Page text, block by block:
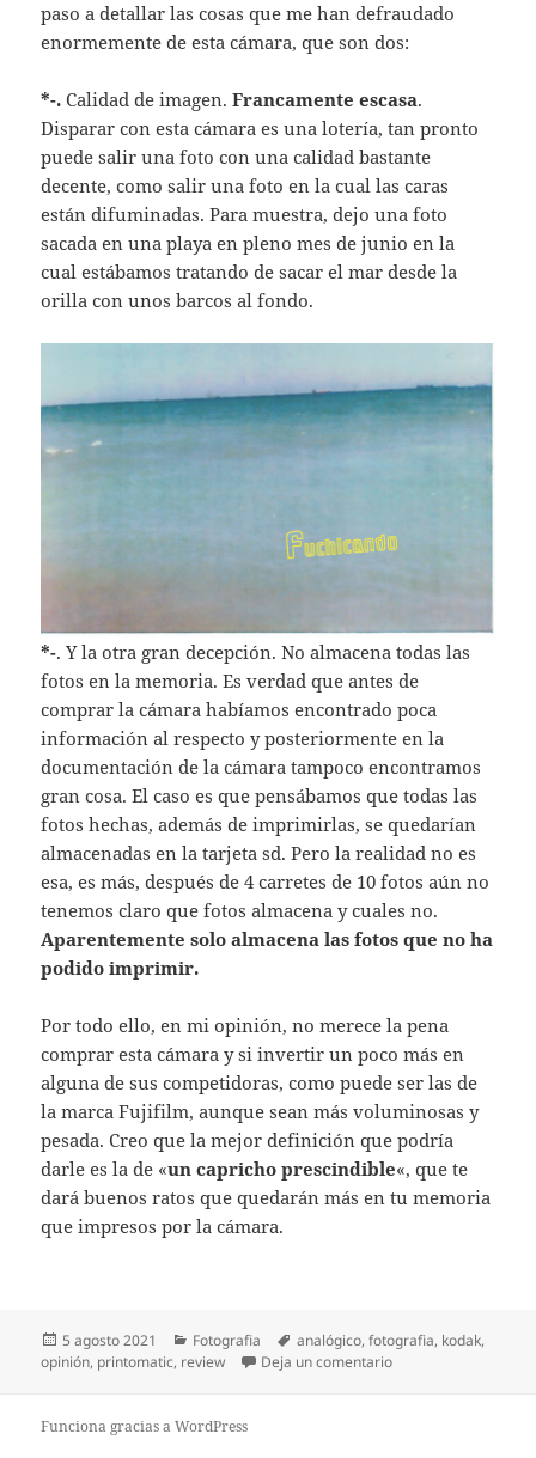
paso a detallar las cosas que me han defraudado
enormemente de esta cámara, que son dos:
*-. Calidad de imagen.Francamente escasa.
Disparar con esta cámara es una lotería, tan pronto
puede salir una foto con una calidad bastante
decente, como salir una foto en la cual las caras
están difuminadas. Para muestra, dejo una foto
sacada en una playa en pleno mes de junio en la
cual estábamos tratando de sacar el mar desde la
orilla con unos barcos al fondo.
*-. Y la otra gran decepción. No almacena todas las
fotos en la memoria. Es verdad que antes de
comprar la cámara habíamos encontrado poca
información al respecto y posteriormente en la
documentación de la cámara tampoco encontramos
gran cosa. El caso es que pensábamos que todas las
fotos hechas, además de imprimirlas, se quedarían
almacenadas en la tarjeta sd. Pero la realidad no es
esa, es más, después de 4 carretes de 10 fotos aún no
tenemos claro que fotos almacena y cuales no.
Aparentemente solo almacena las fotos que no ha
podido imprimir.
Por todo ello, en mi opinión, no merece la pena
comprar esta cámara y si invertir un poco más en
alguna de sus competidoras, como puede ser las de
la marca Fujifilm, aunque sean más voluminosas y
pesada. Creo que la mejor definición que podría
darle es la de «un capricho prescindible«, que te
dará buenos ratos que quedarán más en tu memoria
que impresos por la cámara.
Publicado
el
5 agosto 2021 Categorías
Fotografia Etiquetas
analógico,fotografia, kodak,
opinión, printomatic, review Deja un comentarioen Review de Kodak
Funciona gracias a WordPress